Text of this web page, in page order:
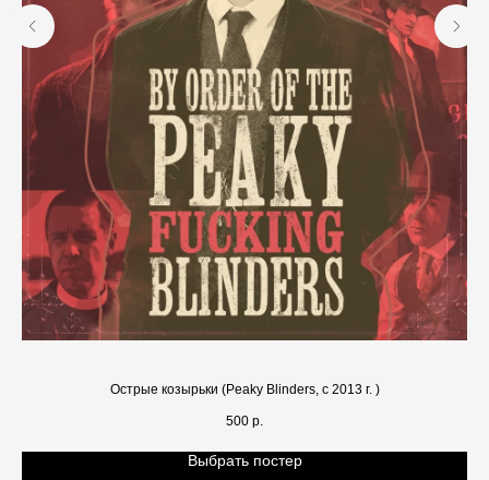
Острые козырьки (Peaky Blinders, с 2013 г. )
500 р.
Выбрать постер